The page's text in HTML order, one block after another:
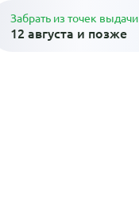
Забрать из точек выдачи
12 августа и позже